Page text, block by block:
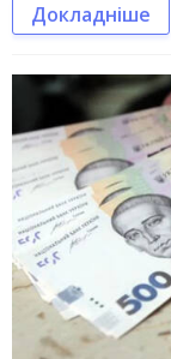
Докладніше